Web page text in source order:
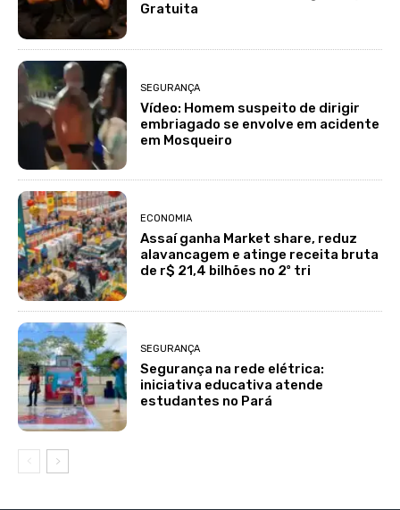
Gratuita
SEGURANÇA
Vídeo: Homem suspeito de dirigir
embriagado se envolve em acidente
em Mosqueiro
ECONOMIA
Assaí ganha Market share, reduz
alavancagem e atinge receita bruta
de r$ 21,4 bilhões no 2º tri
SEGURANÇA
Segurança na rede elétrica:
iniciativa educativa atende
estudantes no Pará